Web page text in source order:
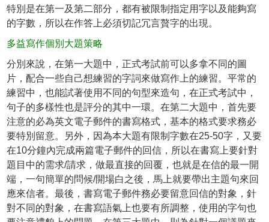
特別是在第一及第二部分，都有被限制指定用字以及能夠寫
的字數，所以在作答上必須切記冗言贅字的出現。
多益寫作個別大題策略
分別來說，在第一大題中，正式考試前可以多拿不同的圖
片，配合一些自己想練習的字詞來做寫作上的練習。平常的
練習中，也能試著使用不同的句型來造句，在正式考試中，
句子的多樣性也是評分的其中一環。在第二大題中，首先要
注意的必為英文電子郵件的書寫格式，基本的格式要求務必
要特別留意。另外，因為本大題有限制字數在25-50字，又要
在10分鐘內完成兩篇電子郵件的回信，所以在書寫上要針對
題目中的需求/請求，做最直接的回覆，也就是在信的最一開
端，一句簡單的問候/開場白之後，馬上就要帶出主題句來回
應來信者。最後，書寫電子郵件務必要留意回信的對象，針
對不同的對象，在書寫語氣上也要有所調整，使用的字句也